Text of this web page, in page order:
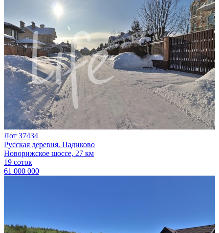
Лот 37434
Русская деревня. Падиково
Новорижское шоссе, 27 км
19 соток
61 000 000